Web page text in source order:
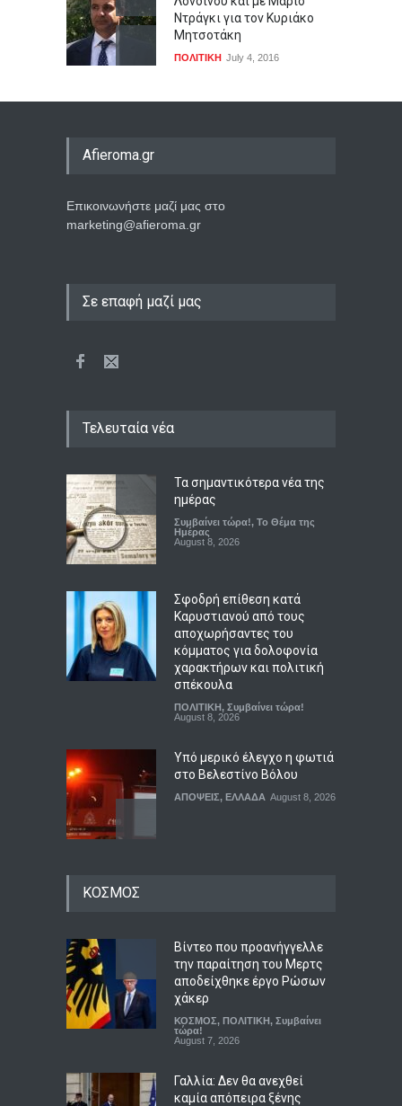
Ντράγκι για τον Κυριάκο
Μητσοτάκη
ΠΟΛΙΤΙΚΗ July 4, 2016
Afieroma.gr
Επικοινωνήστε μαζί μας στο
marketing@afieroma.gr
Σε επαφή μαζί μας
Τελευταία νέα
Τα σημαντικότερα νέα της
ημέρας
Συμβαίνει τώρα!, Το Θέμα της
Ημέρας
August 8, 2026
Σφοδρή επίθεση κατά
Καρυστιανού από τους
αποχωρήσαντες του
κόμματος για δολοφονία
χαρακτήρων και πολιτική
σπέκουλα
ΠΟΛΙΤΙΚΗ, Συμβαίνει τώρα!
August 8, 2026
Υπό μερικό έλεγχο η φωτιά
στο Βελεστίνο Βόλου
ΑΠΟΨΕΙΣ, ΕΛΛΑΔΑ August 8, 2026
August 8, 2026
Ημερήσιες προβλέψεις για
τα ζώδια
ΖΩΔΙΑ
ΚΟΣΜΟΣ
Βίντεο που προανήγγελλε
την παραίτηση του Μερτς
αποδείχθηκε έργο Ρώσων
χάκερ
ΚΟΣΜΟΣ, ΠΟΛΙΤΙΚΗ, Συμβαίνει
τώρα!
August 7, 2026
Γαλλία: Δεν θα ανεχθεί
καμία απόπειρα ξένης